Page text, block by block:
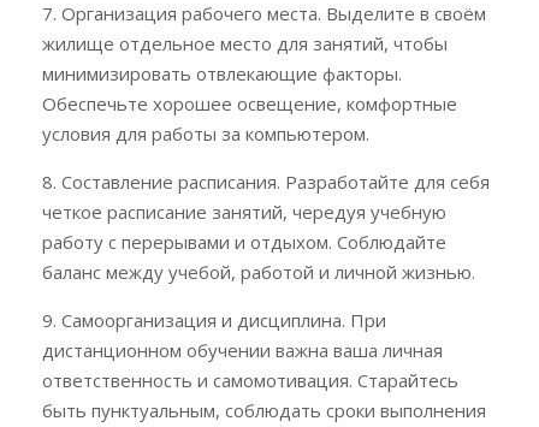
7. Организация рабочего места. Выделите в своём
жилище отдельное место для занятий, чтобы
минимизировать отвлекающие факторы.
Обеспечьте хорошее освещение, комфортные
условия для работы за компьютером.
8. Составление расписания. Разработайте для себя
четкое расписание занятий, чередуя учебную
работу с перерывами и отдыхом. Соблюдайте
баланс между учебой, работой и личной жизнью.
9. Самоорганизация и дисциплина. При
дистанционном обучении важна ваша личная
ответственность и самомотивация. Старайтесь
быть пунктуальным, соблюдать сроки выполнения